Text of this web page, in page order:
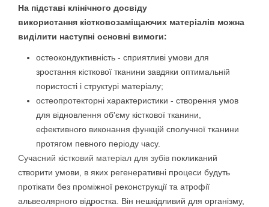
На підставі клінічного досвіду
використання кістковозаміщаючих матеріалів можна
виділити наступні основні вимоги:
остеокондуктивність - сприятливі умови для
зростання кісткової тканини завдяки оптимальній
пористості і структурі матеріалу;
остеопротекторні характеристики - створення умов
для відновлення об'єму кісткової тканини,
ефективного виконання функцій сполучної тканини
протягом певного періоду часу.
Сучасний кістковий матеріал для зубів покликаний
створити умови, в яких регенеративні процеси будуть
протікати без проміжної реконструкції та атрофії
альвеолярного відростка. Він нешкідливий для організму,